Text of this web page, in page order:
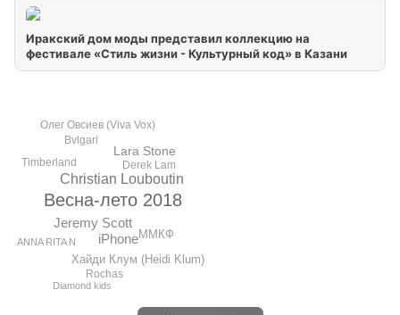
Иракский дом моды представил коллекцию на
фестивале «Стиль жизни - Культурный код» в Казани
Весна-лето 2018
Christian Louboutin
Jeremy Scott
iPhone
Lara Stone
Хайди Клум (Heidi Klum)
ММКФ
Timberland
Bvlgari
Олег Овсиев (Viva Vox)
Derek Lam
Rochas
Diamond kids
ANNA RITA N